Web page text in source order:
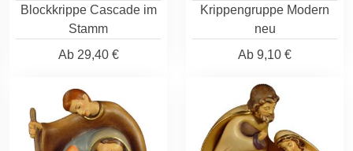
Blockkrippe Cascade im
Stamm
Ab29,40 €
Krippengruppe Modern
neu
Ab 9,10 €